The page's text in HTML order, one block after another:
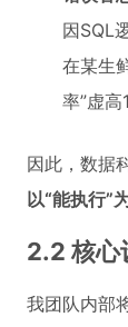
因SQL
在某生
率”虚
因此，数据
以“能执行”
2.2 核
我团队内部